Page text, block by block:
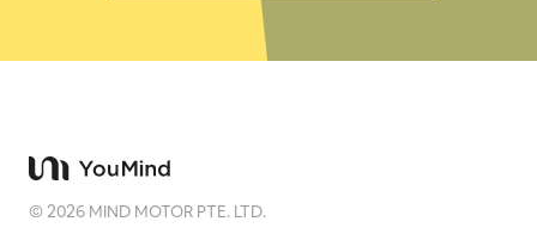
©2026 MIND MOTOR PTE. LTD.